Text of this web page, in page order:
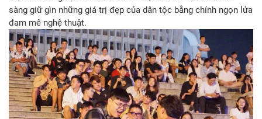
sàng giữ gìn những giá trị đẹp của dân tộc bằng chính ngọn lửa
đam mê nghệ thuật.